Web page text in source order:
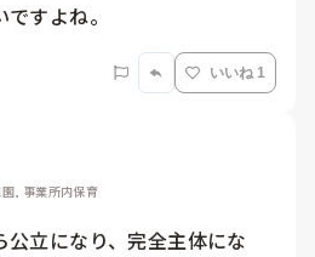
すよね。
いいね 1
, 事業所内保育
立になり、完全主体にな